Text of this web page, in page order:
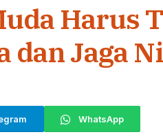
Harus
dan Jaga
WhatsApp